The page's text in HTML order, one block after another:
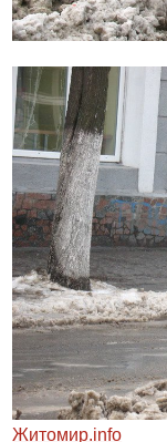
Житомир.info